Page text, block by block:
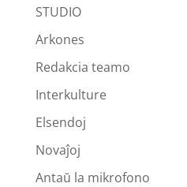
STUDIO
Arkones
Redakcia teamo
Interkulture
Elsendoj
Novaĵoj
Antaŭ la mikrofono